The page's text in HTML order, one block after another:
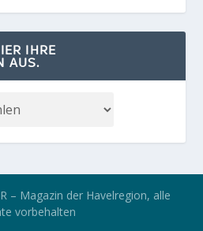
IHRE
AUS.
– Magazin der Havelregion, alle
vorbehalten